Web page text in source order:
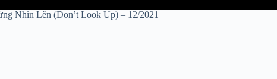
Nhìn Lên (Don’t Look Up) – 12/2021